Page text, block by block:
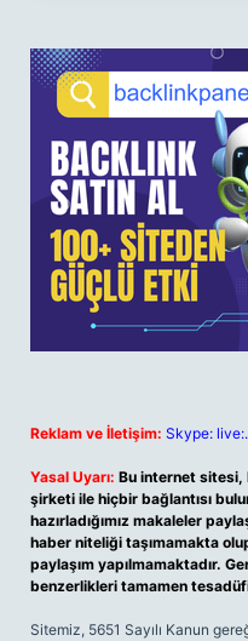
Reklam ve İletişim: Skype:
Yasal Uyarı: Bu internet sitesi,
şirketi ile hiçbir bağlantısı
hazırladığımız makaleler
haber niteliği taşımamakta
paylaşım yapılmamaktadır.
benzerlikleri tamamen
Sitemiz, 5651 Sayılı Kanun